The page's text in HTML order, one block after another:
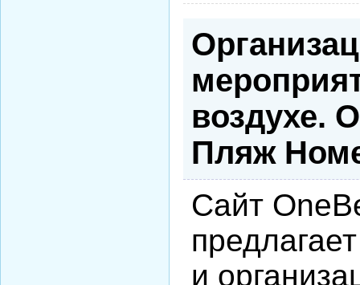
воздухе.
Пляж
Сайт
и